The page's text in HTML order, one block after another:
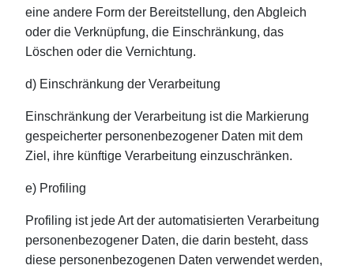
eine andere Form der Bereitstellung, den Abgleich
oder die Verknüpfung, die Einschränkung, das
Löschen oder die Vernichtung.
d) Einschränkung der Verarbeitung
Einschränkung der Verarbeitung ist die Markierung
gespeicherter personenbezogener Daten mit dem
Ziel, ihre künftige Verarbeitung einzuschränken.
e) Profiling
Profiling ist jede Art der automatisierten Verarbeitung
personenbezogener Daten, die darin besteht, dass
diese personenbezogenen Daten verwendet werden,